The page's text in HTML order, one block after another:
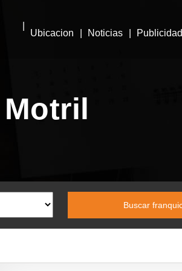
Ubicacion Noticias Publicidad